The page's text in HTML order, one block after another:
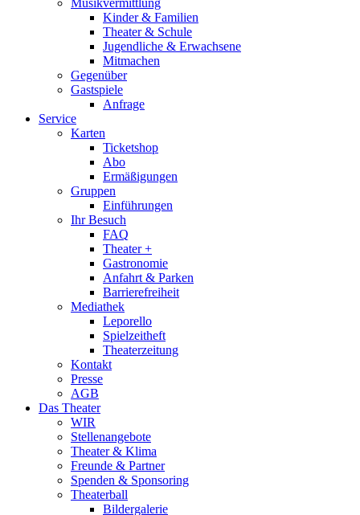
Musikvermittlung
Kinder & Familien
Theater & Schule
Jugendliche & Erwachsene
Mitmachen
Gegenüber
Gastspiele
Anfrage
Service
Karten
Ticketshop
Abo
Ermäßigungen
Gruppen
Einführungen
Ihr Besuch
FAQ
Theater +
Gastronomie
Anfahrt & Parken
Barrierefreiheit
Mediathek
Leporello
Spielzeitheft
Theaterzeitung
Kontakt
Presse
AGB
Das Theater
WIR
Stellenangebote
Theater & Klima
Freunde & Partner
Spenden & Sponsoring
Theaterball
Bildergalerie